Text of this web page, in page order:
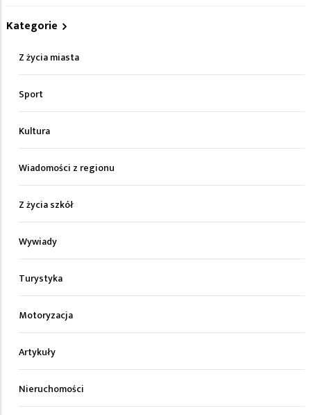
Kategorie
Z życia miasta
Sport
Kultura
Wiadomości z regionu
Z życia szkół
Wywiady
Turystyka
Motoryzacja
Artykuły
Nieruchomości